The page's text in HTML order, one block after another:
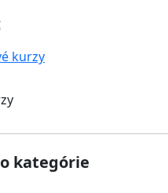
kurzy
kategórie